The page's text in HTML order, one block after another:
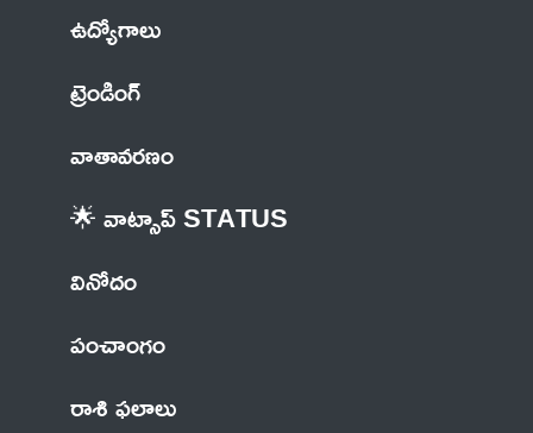
ఉద్యోగాలు
ట్రెండింగ్
వాతావరణం
🌟 వాట్సాప్ STATUS
వినోదం
పంచాంగం
రాశి ఫలాలు